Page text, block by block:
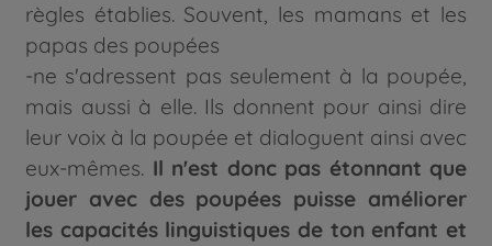
règles établies. Souvent, les mamans et les
papas des poupées
-ne s'adressent pas seulement à la poupée,
mais aussi à elle. Ils donnent pour ainsi dire
leur voix à la poupée et dialoguent ainsi avec
eux-mêmes. Il n'est donc pas étonnant que
jouer avec des poupées puisse améliorer
les capacités linguistiques de ton enfant et